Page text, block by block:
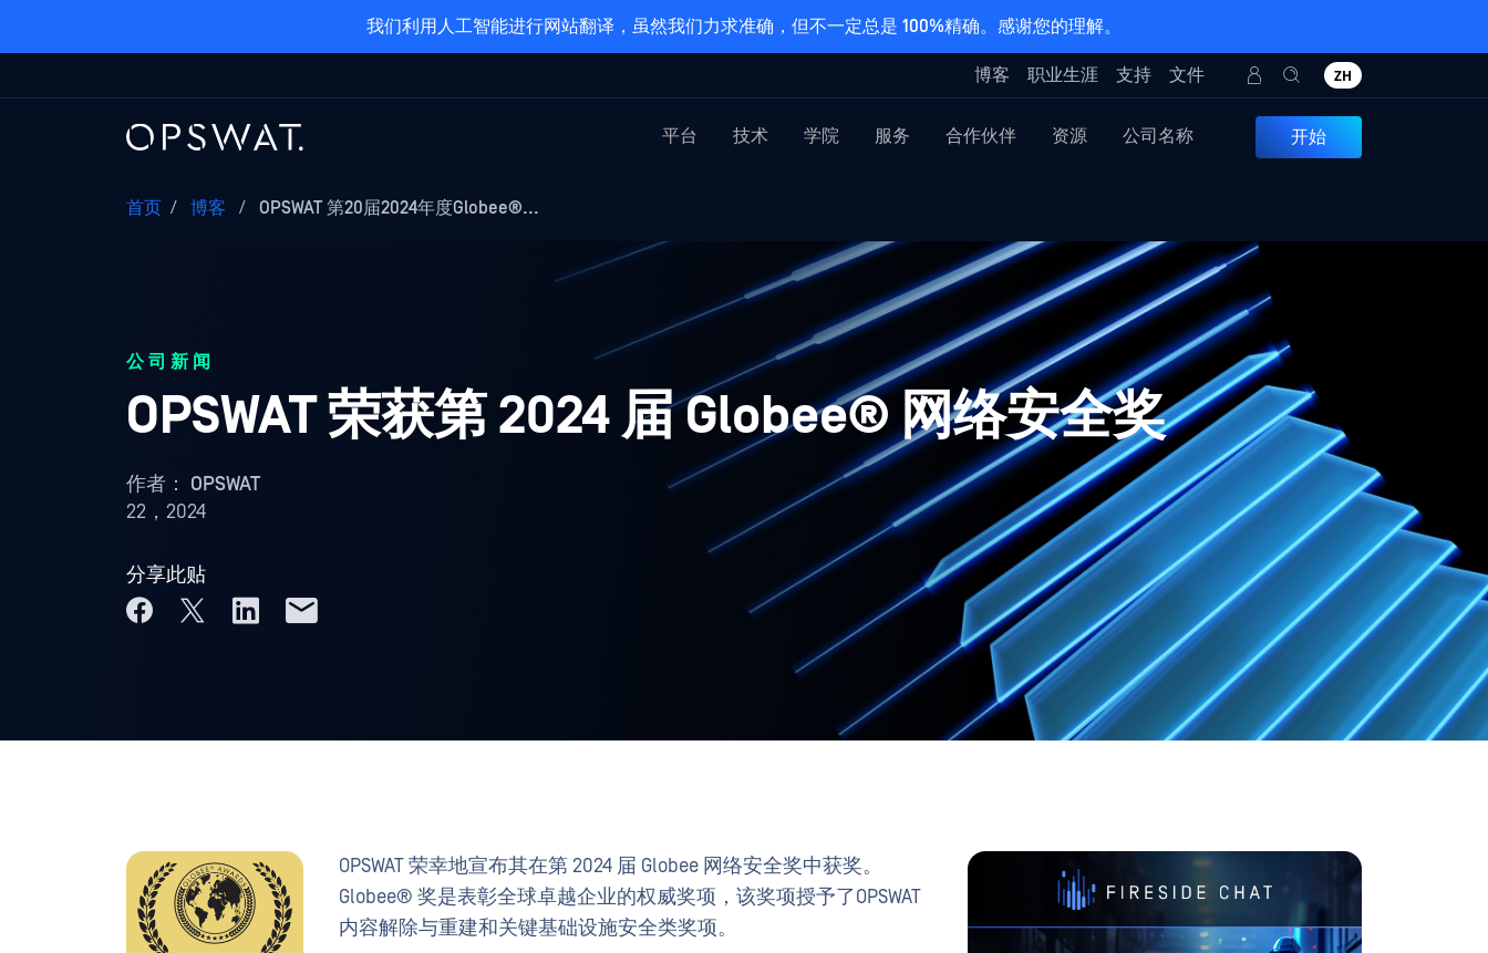
我们利用人工智能进行网站翻译，虽然我们力求准确，但不一定总是 100%精确。感谢您的理解。
博客 职业生涯 支持 文件 ZH
平台 技术 学院 服务 合作伙伴 资源 公司名称 开始
首页 / 博客 / OPSWAT 第20届2024年度Globee®...
公司新闻
OPSWAT 荣获第 2024 届 Globee® 网络安全奖
作者： OPSWAT
22，2024
分享此贴
OPSWAT 荣幸地宣布其在第 2024 届 Globee 网络安全奖中获奖。
Globee® 奖是表彰全球卓越企业的权威奖项，该奖项授予了OPSWAT
内容解除与重建和关键基础设施安全类奖项。